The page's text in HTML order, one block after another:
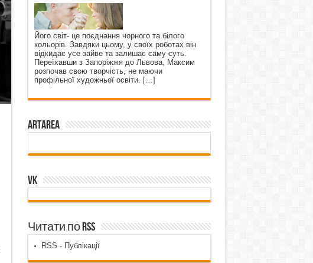
Його світ- це поєднання чорного та білого
кольорів. Завдяки цьому, у своїх роботах він
відкидає усе зайве та залишає саму суть.
Переїхавши з Запоріжжя до Львова, Максим
розпочав свою творчість, не маючи
профільної художньої освіти. […]
ArtArea
VK
Читати по RSS
RSS - Публікації